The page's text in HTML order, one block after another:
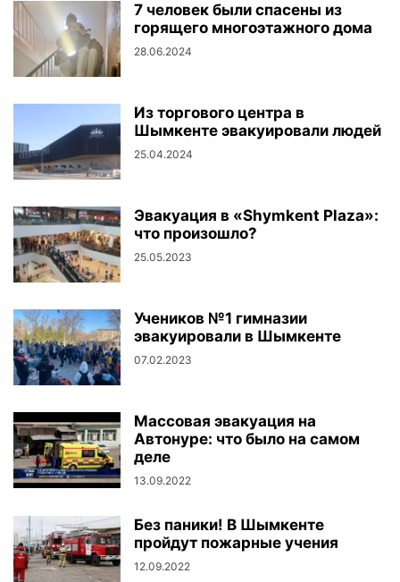
7 человек были спасены из
горящего многоэтажного дома
28.06.2024
Из торгового центра в
Шымкенте эвакуировали людей
25.04.2024
Эвакуация в «Shymkent Plaza»:
что произошло?
25.05.2023
Учеников №1 гимназии
эвакуировали в Шымкенте
07.02.2023
Массовая эвакуация на
Автонуре: что было на самом
деле
13.09.2022
Без паники! В Шымкенте
пройдут пожарные учения
12.09.2022